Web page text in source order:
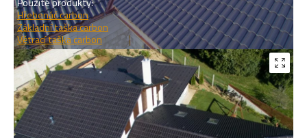
Použité produkty:
Hřebenáč carbon
Základní taška carbon
Větrací taška carbon